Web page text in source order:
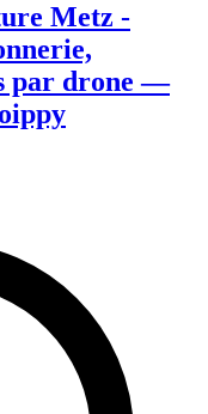
Metz -
par drone —